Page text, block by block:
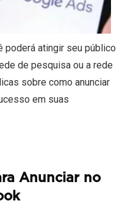
poderá atingir seu público
de pesquisa ou a rede
sobre como anunciar
em suas
Anunciar no